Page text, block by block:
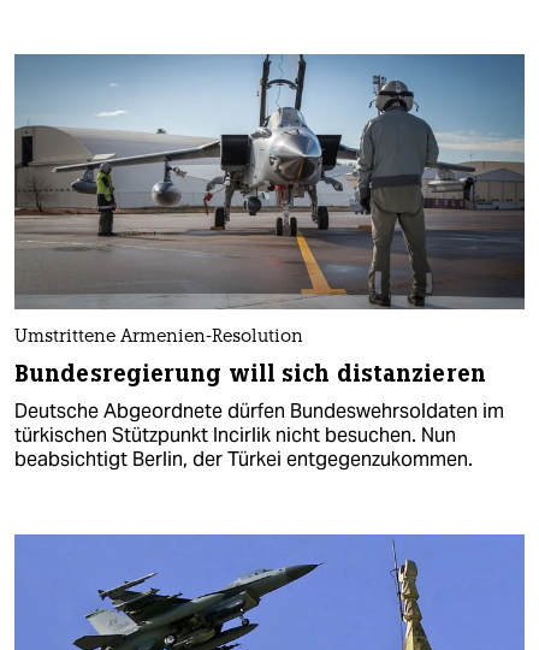
Umstrittene Armenien-Resolution
Bundesregierung will sich distanzieren
Deutsche Abgeordnete dürfen Bundeswehrsoldaten im
türkischen Stützpunkt Incirlik nicht besuchen. Nun
beabsichtigt Berlin, der Türkei entgegenzukommen.